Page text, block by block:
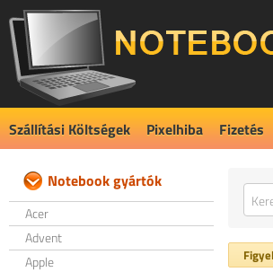
Szállítási Költségek Pixelhiba Fizetés
Notebook gyártók
Acer
Advent
Apple